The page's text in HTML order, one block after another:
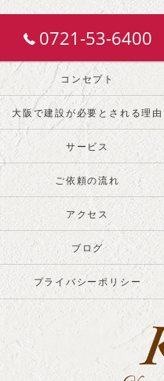
0721-53-6400
コンセプト
大阪で建設が必要とされる理由
サービス
ご依頼の流れ
アクセス
ブログ
プライバシーポリシー